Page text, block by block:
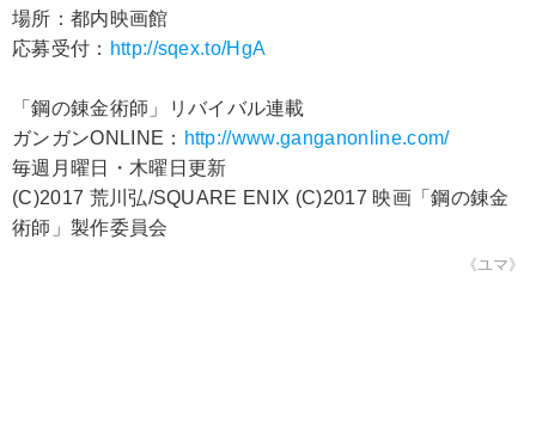
場所：都内映画館
応募受付： http://sqex.to/HgA
「鋼の錬金術師」リバイバル連載
ガンガンONLINE： http://www.ganganonline.com/
毎週月曜日・木曜日更新
(C)2017 荒川弘/SQUARE ENIX (C)2017 映画「鋼の錬金
術師」製作委員会
《ユマ》